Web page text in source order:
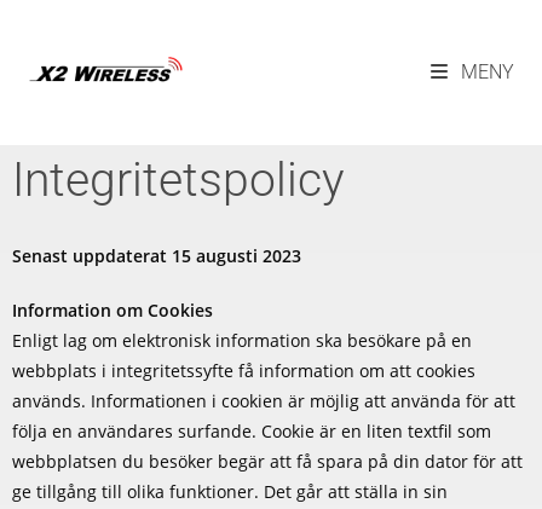
MENY
Integritetspolicy
Senast uppdaterat 15 augusti 2023
Information om Cookies
Enligt lag om elektronisk information ska besökare på en
webbplats i integritetssyfte få information om att cookies
används. Informationen i cookien är möjlig att använda för att
följa en användares surfande. Cookie är en liten textfil som
webbplatsen du besöker begär att få spara på din dator för att
ge tillgång till olika funktioner. Det går att ställa in sin